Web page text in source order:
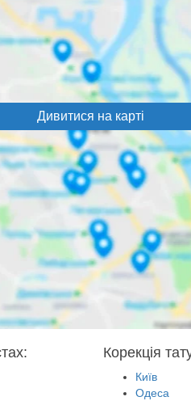
Дивитися на карті
Корекція
Київ
Одеса